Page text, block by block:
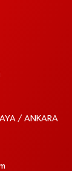
/ ANKARA